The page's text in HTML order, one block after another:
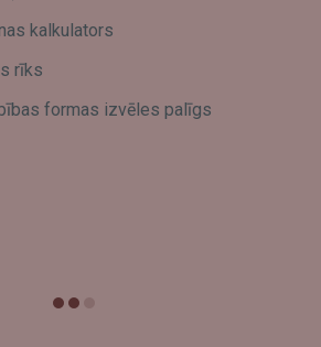
kalkulators
rīks
formas izvēles palīgs